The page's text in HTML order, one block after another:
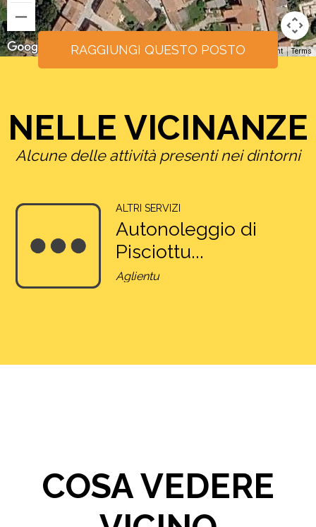
Keyboard shortcuts Image may be subject to copyright Terms
RAGGIUNGI QUESTO POSTO
NELLE VICINANZE
Alcune delle attività presenti nei dintorni
ALTRI SERVIZI
Autonoleggio di
Pisciottu...
Aglientu
COSA VEDERE